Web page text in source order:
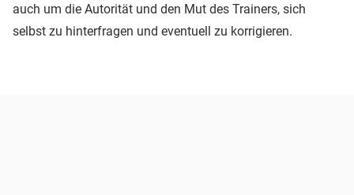
auch um die Autorität und den Mut des Trainers, sich
selbst zu hinterfragen und eventuell zu korrigieren.